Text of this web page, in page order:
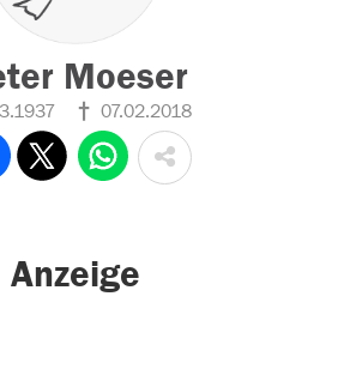
Moeser
07.02.2018
Anzeige